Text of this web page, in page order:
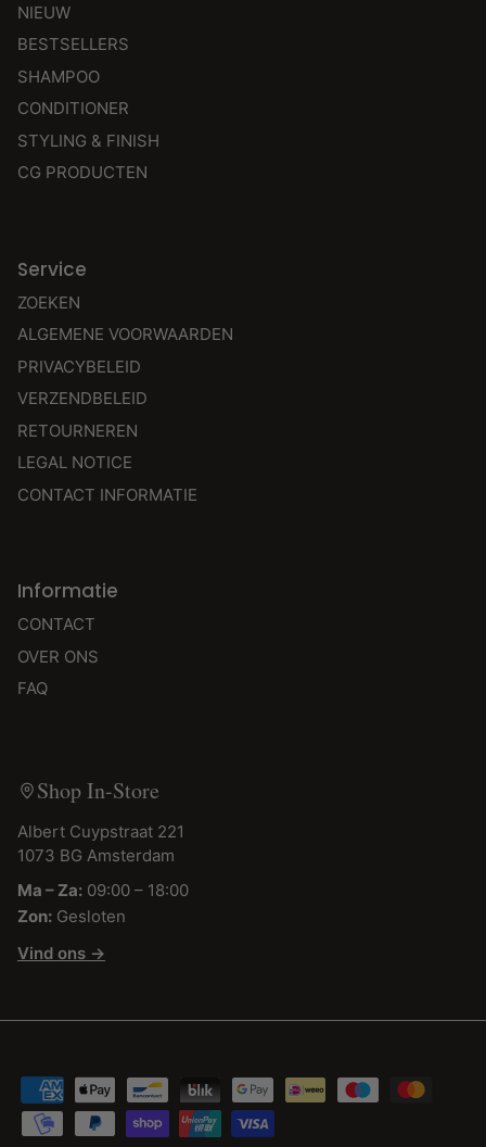
NIEUW
BESTSELLERS
SHAMPOO
CONDITIONER
STYLING & FINISH
CG PRODUCTEN
Service
ZOEKEN
ALGEMENE VOORWAARDEN
PRIVACYBELEID
VERZENDBELEID
RETOURNEREN
LEGAL NOTICE
CONTACT INFORMATIE
Informatie
CONTACT
OVER ONS
FAQ
Shop In-Store
Albert Cuypstraat 221
1073 BG Amsterdam
Ma – Za: 09:00 – 18:00
Zon: Gesloten
Vind ons →